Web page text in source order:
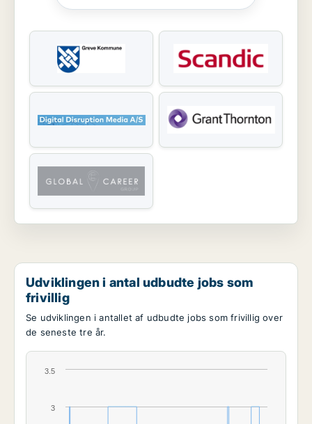
Udviklingen i antal udbudte jobs som
frivillig
Se udviklingen i antallet af udbudte jobs som frivillig over
de seneste tre år.
3
3.5